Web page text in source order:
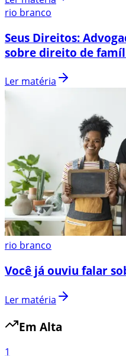
rio branco
Seus Direitos:
sobre direito de
Ler matéria
rio branco
Você já ouviu falar
Ler matéria
Em Alta
1